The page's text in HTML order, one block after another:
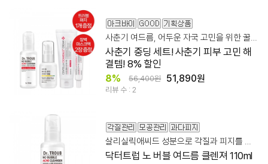
사춘기 여드름, 어두운 자국 고민을 위한 꿀팁 세트
사춘기 중딩 세트! 사춘기 피부 고민 해
결템! 8% 할인
8% 56,400원 51,890원
리뷰 수 : 2
살리실릭애씨드 성분으로 각질과 피지를 꼼꼼히 정돈!
닥터트럽 노 버블 여드름 클렌져 110ml